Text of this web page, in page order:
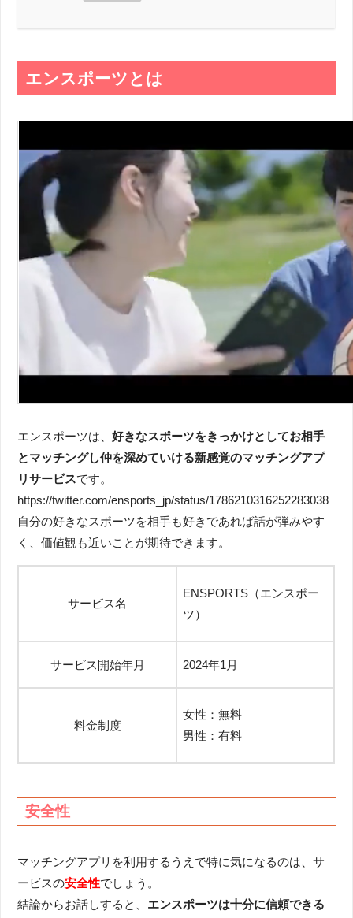
エンスポーツとは
エンスポーツは、好きなスポーツをきっかけとしてお相手
とマッチングし仲を深めていける新感覚のマッチングアプ
リサービスです。
https://twitter.com/ensports_jp/status/1786210316252283038
自分の好きなスポーツを相手も好きであれば話が弾みやす
く、価値観も近いことが期待できます。
サービス名
ENSPORTS（エンスポー
ツ）
サービス開始年月 2024年1月
料金制度
女性：無料
男性：有料
安全性
マッチングアプリを利用するうえで特に気になるのは、サ
ービスの安全性でしょう。
結論からお話しすると、 エンスポーツは十分に信頼できる